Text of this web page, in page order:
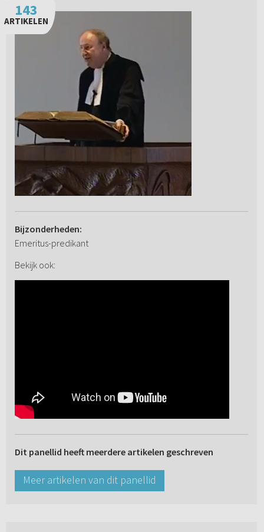
143
ARTIKELEN
Bijzonderheden:
Emeritus-predikant
Bekijk ook:
Dit panellid heeft meerdere artikelen geschreven
Meer artikelen van dit panellid